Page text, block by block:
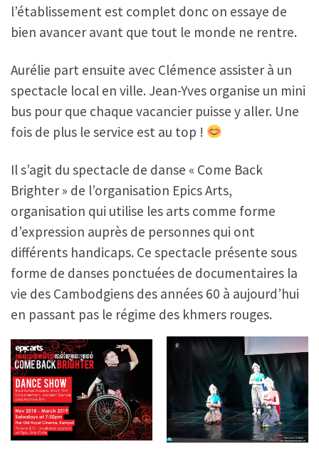
l’établissement est complet donc on essaye de
bien avancer avant que tout le monde ne rentre.
Aurélie part ensuite avec Clémence assister à un
spectacle local en ville. Jean-Yves organise un mini
bus pour que chaque vacancier puisse y aller. Une
fois de plus le service est au top !
Il s’agit du spectacle de danse « Come Back
Brighter » de l’organisation Epics Arts,
organisation qui utilise les arts comme forme
d’expression auprès de personnes qui ont
différents handicaps. Ce spectacle présente sous
forme de danses ponctuées de documentaires la
vie des Cambodgiens des années 60 à aujourd’hui
en passant pas le régime des khmers rouges.